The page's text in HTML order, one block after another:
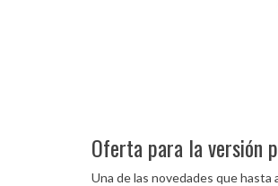
Oferta para la versión
Una de las novedades que hasta